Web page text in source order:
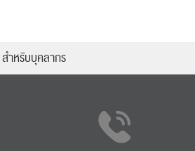
สำหรับบุคลากร